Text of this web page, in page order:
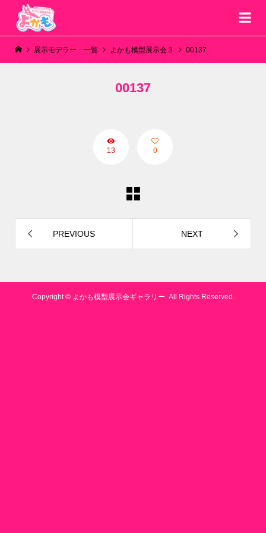
展示モデラー 一覧 よかも模型展示会３ 00137
00137
13 0
PREVIOUS NEXT
Copyright ©よかも模型展示会ギャラリー. All Rights Reserved.